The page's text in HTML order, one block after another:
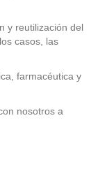
y reutilización del
casos, las
farmacéutica y
nosotros a